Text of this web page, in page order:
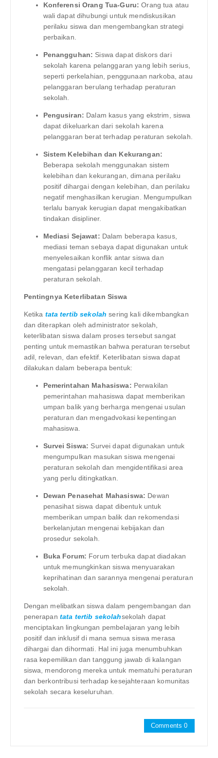
Konferensi Orang Tua-Guru: Orang tua atau
wali dapat dihubungi untuk mendiskusikan
perilaku siswa dan mengembangkan strategi
perbaikan.
Penangguhan: Siswa dapat diskors dari
sekolah karena pelanggaran yang lebih serius,
seperti perkelahian, penggunaan narkoba, atau
pelanggaran berulang terhadap peraturan
sekolah.
Pengusiran: Dalam kasus yang ekstrim, siswa
dapat dikeluarkan dari sekolah karena
pelanggaran berat terhadap peraturan sekolah.
Sistem Kelebihan dan Kekurangan:
Beberapa sekolah menggunakan sistem
kelebihan dan kekurangan, dimana perilaku
positif dihargai dengan kelebihan, dan perilaku
negatif menghasilkan kerugian. Mengumpulkan
terlalu banyak kerugian dapat mengakibatkan
tindakan disipliner.
Mediasi Sejawat: Dalam beberapa kasus,
mediasi teman sebaya dapat digunakan untuk
menyelesaikan konflik antar siswa dan
mengatasi pelanggaran kecil terhadap
peraturan sekolah.
Pentingnya Keterlibatan Siswa
Ketika tata tertib sekolah sering kali dikembangkan
dan diterapkan oleh administrator sekolah,
keterlibatan siswa dalam proses tersebut sangat
penting untuk memastikan bahwa peraturan tersebut
adil, relevan, dan efektif. Keterlibatan siswa dapat
dilakukan dalam beberapa bentuk:
Pemerintahan Mahasiswa: Perwakilan
pemerintahan mahasiswa dapat memberikan
umpan balik yang berharga mengenai usulan
peraturan dan mengadvokasi kepentingan
mahasiswa.
Survei Siswa: Survei dapat digunakan untuk
mengumpulkan masukan siswa mengenai
peraturan sekolah dan mengidentifikasi area
yang perlu ditingkatkan.
Dewan Penasehat Mahasiswa: Dewan
penasihat siswa dapat dibentuk untuk
memberikan umpan balik dan rekomendasi
berkelanjutan mengenai kebijakan dan
prosedur sekolah.
Buka Forum: Forum terbuka dapat diadakan
untuk memungkinkan siswa menyuarakan
keprihatinan dan sarannya mengenai peraturan
sekolah.
Dengan melibatkan siswa dalam pengembangan dan
penerapan tata tertib sekolahsekolah dapat
menciptakan lingkungan pembelajaran yang lebih
positif dan inklusif di mana semua siswa merasa
dihargai dan dihormati. Hal ini juga menumbuhkan
rasa kepemilikan dan tanggung jawab di kalangan
siswa, mendorong mereka untuk mematuhi peraturan
dan berkontribusi terhadap kesejahteraan komunitas
sekolah secara keseluruhan.
Comments 0